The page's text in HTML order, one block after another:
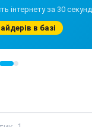
інтернету за 30 секунд
в базі